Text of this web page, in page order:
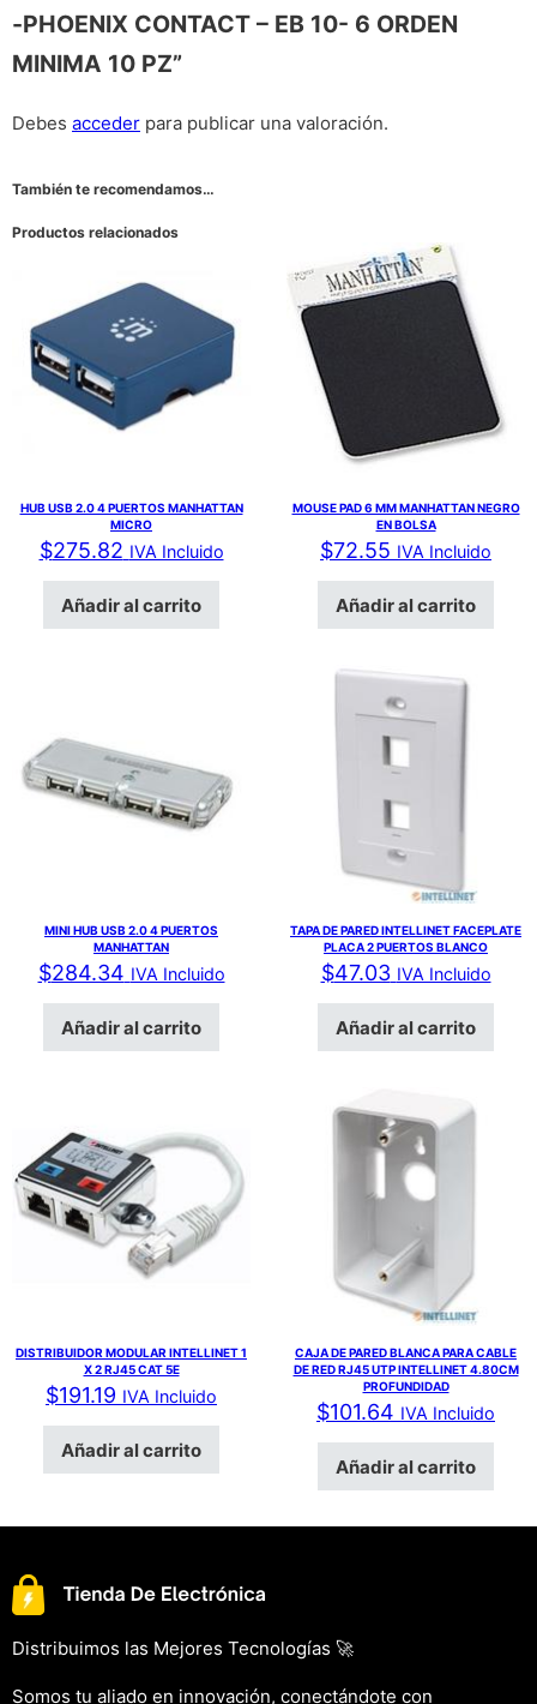
-PHOENIX CONTACT – EB 10- 6 ORDEN
MINIMA 10 PZ”
Debes acceder para publicar una valoración.
También te recomendamos…
Productos relacionados
HUB USB 2.0 4 PUERTOS MANHATTAN
MICRO
$275.82 IVA Incluido
Añadir al carrito
MOUSE PAD 6 MM MANHATTAN NEGRO
EN BOLSA
$72.55 IVA Incluido
Añadir al carrito
MINI HUB USB 2.0 4 PUERTOS
MANHATTAN
$284.34 IVA Incluido
Añadir al carrito
TAPA DE PARED INTELLINET FACEPLATE
PLACA 2 PUERTOS BLANCO
$47.03 IVA Incluido
Añadir al carrito
DISTRIBUIDOR MODULAR INTELLINET 1
X 2 RJ45 CAT 5E
$191.19 IVA Incluido
Añadir al carrito
CAJA DE PARED BLANCA PARA CABLE
DE RED RJ45 UTP INTELLINET 4.80CM
PROFUNDIDAD
$101.64 IVA Incluido
Añadir al carrito
Distribuimos las Mejores Tecnologías 🚀
Somos tu aliado en innovación, conectándote con